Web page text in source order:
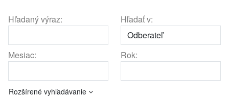
Hľadaný výraz: Hľadať v:
Mesiac: Rok:
Rozšírené vyhľadávanie